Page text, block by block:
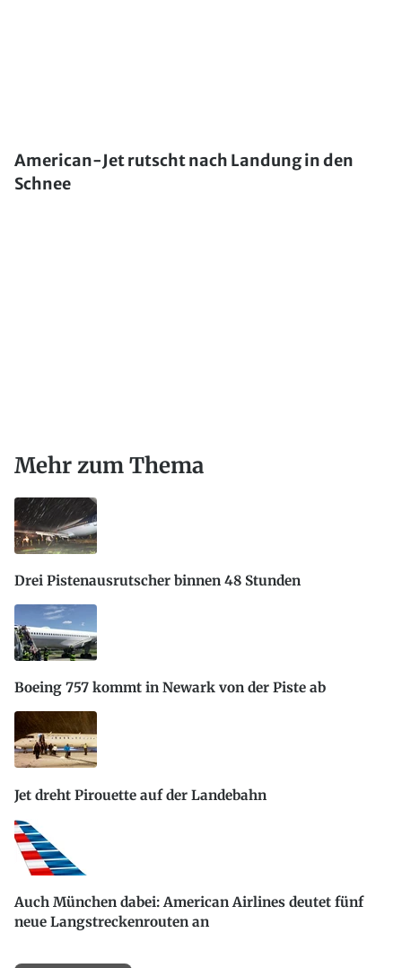
American-Jet rutscht nach Landung in den
Schnee
Mehr zum Thema
Drei Pistenausrutscher binnen 48 Stunden
Boeing 757 kommt in Newark von der Piste ab
Jet dreht Pirouette auf der Landebahn
Auch München dabei: American Airlines deutet fünf
neue Langstreckenrouten an